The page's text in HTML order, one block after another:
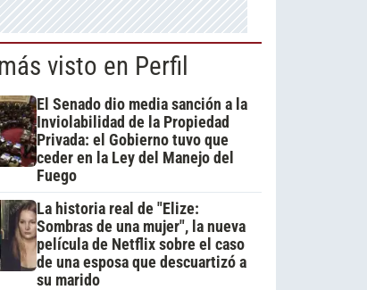
visto en Perfil
El Senado dio media sanción a la
Inviolabilidad de la Propiedad
Privada: el Gobierno tuvo que
ceder en la Ley del Manejo del
Fuego
La historia real de "Elize:
Sombras de una mujer", la nueva
película de Netflix sobre el caso
de una esposa que descuartizó a
su marido